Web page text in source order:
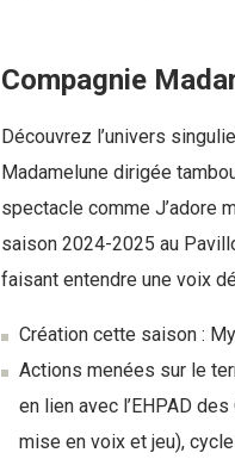
Compagnie
Découvrez l’univers
Madamelune dirigée
spectacle comme J’adore
saison 2024-2025 au
faisant entendre une voix
Création cette saison :
Actions menées sur le
en lien avec l’EHPAD
mise en voix et jeu),